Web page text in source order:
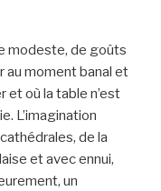
modeste, de goûts
au moment banal et
et où la table n’est
L’imagination
de la
et avec ennui,
un